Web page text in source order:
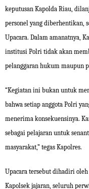
keputusan Kapolda Riau,
personel yang diberhentikan,
Upacara. Dalam amanatnya,
institusi Polri tidak akan
pelanggaran hukum maupun
“Kegiatan ini bukan untuk
bahwa setiap anggota Polri
menerima konsekuensinya.
sebagai pelajaran untuk
masyarakat,” tegas Kapolres.
Upacara tersebut dihadiri oleh
Kapolsek jajaran, seluruh